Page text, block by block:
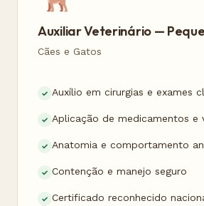
Auxiliar Veterinário —
Cães e Gatos
Auxílio em cirurgias e exames
Aplicação de medicamentos e
Anatomia e comportamento
Contenção e manejo seguro
Certificado reconhecido